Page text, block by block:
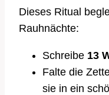
Dieses Ritual
Rauhnächte:
Schreibe 13
Falte die
sie in ein